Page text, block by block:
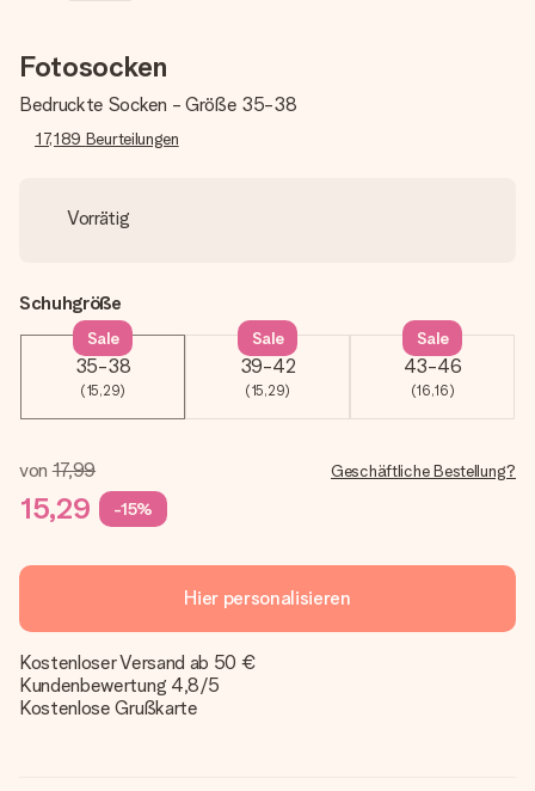
Fotosocken
Bedruckte Socken - Größe 35-38
17,189 Beurteilungen
Vorrätig
Schuhgröße
35-38
(15,29)
Sale
39-42
(15,29)
Sale
43-46
(16,16)
Sale
von 17,99
15,29 -15%
Geschäftliche Bestellung?
Hier personalisieren
Kostenloser Versand ab 50 €
Kundenbewertung 4,8/5
Kostenlose Grußkarte